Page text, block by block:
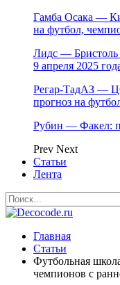
Гамба Осака —
на футбол,
Лидс — Бристоль
9 апреля 2025
Регар-ТадАЗ —
прогноз на
Рубин — Факел:
Prev Next
Статьи
Лента
Главная
Статьи
Футбольная
чемпионов с